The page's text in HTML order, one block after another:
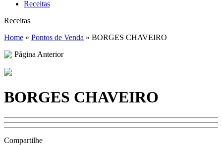
Receitas
Receitas
Home » Pontos de Venda » BORGES CHAVEIRO
Página Anterior
BORGES CHAVEIRO
Compartilhe